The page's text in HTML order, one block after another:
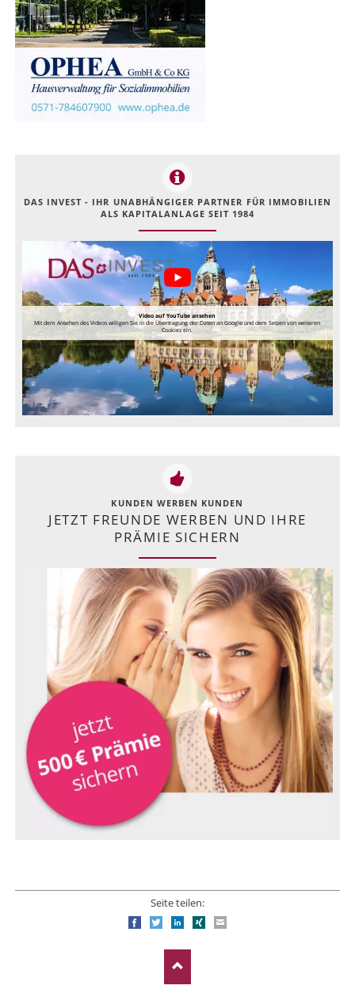
DAS INVEST - IHR UNABHÄNGIGER PARTNER FÜR IMMOBILIEN
ALS KAPITALANLAGE SEIT 1984
Video auf YouTube ansehen
Mit dem Ansehen des Videos willigen Sie in die Übertragung der Daten an Google und dem Setzen von weiteren
Cookies ein.
KUNDEN WERBEN KUNDEN
JETZT FREUNDE WERBEN UND IHRE
PRÄMIE SICHERN
Seite teilen:
FacebookTwitterLinkedIn
Xing